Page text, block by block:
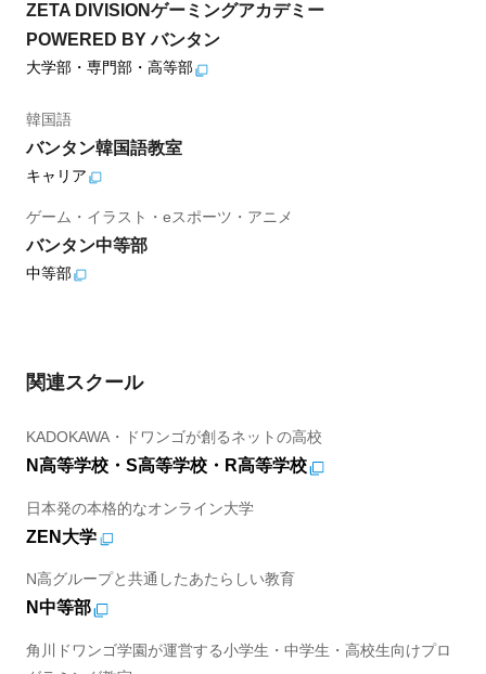
ZETA DIVISIONゲーミングアカデミー
POWERED BY バンタン
大学部・専門部・高等部
韓国語
バンタン韓国語教室
キャリア
ゲーム・イラスト・eスポーツ・アニメ
バンタン中等部
中等部
関連スクール
KADOKAWA・ドワンゴが創るネットの高校
N高等学校・S高等学校・R高等学校
日本発の本格的なオンライン大学
ZEN大学
N高グループと共通したあたらしい教育
N中等部
角川ドワンゴ学園が運営する小学生・中学生・高校生向けプロ